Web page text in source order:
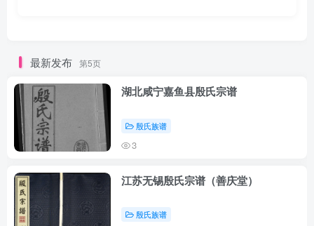
最新发布 第5页
湖北咸宁嘉鱼县殷氏宗谱
殷氏族谱
3
江苏无锡殷氏宗谱（善庆堂）
殷氏族谱